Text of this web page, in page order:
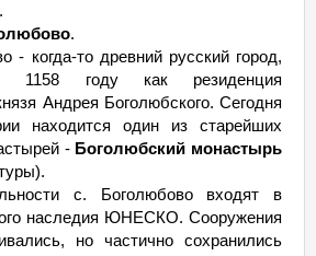
.
- когда-то древний русский город,
1158 году как резиденция
Андрея Боголюбского. Сегодня
находится один из старейших
- Боголюбский монастырь
с. Боголюбово входят в
наследия ЮНЕСКО. Сооружения
но частично сохранились